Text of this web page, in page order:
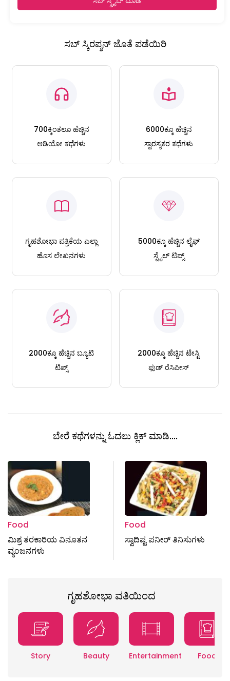
ಸಬ್ ಸ್ಕಿರಪ್ಶನ್ ಜೊತೆ ಪಡೆಯಿರಿ
700ಕ್ಕಿಂತಲೂ ಹೆಚ್ಚಿನ
ಆಡಿಯೋ ಕಥೆಗಳು
6000ಕ್ಕೂ ಹೆಚ್ಚಿನ
ಸ್ವಾರಸ್ಯಕರ ಕಥೆಗಳು
ಗೃಹಶೋಭಾ ಪತ್ರಿಕೆಯ ಎಲ್ಲಾ
ಹೊಸ ಲೇಖನಗಳು
5000ಕ್ಕೂ ಹೆಚ್ಚಿನ ಲೈಫ್
ಸ್ಟೈಲ್ ಟಿಪ್ಸ್
2000ಕ್ಕೂ ಹೆಚ್ಚಿನ ಬ್ಯೂಟಿ
ಟಿಪ್ಸ್
2000ಕ್ಕೂ ಹೆಚ್ಚಿನ ಟೇಸ್ಟಿ
ಫುಡ್ ರೆಸಿಪೀಸ್
ಬೇರೆ ಕಥೆಗಳನ್ನು ಓದಲು ಕ್ಲಿಕ್ ಮಾಡಿ....
Food
ಮಿಶ್ರ ತರಕಾರಿಯ ವಿನೂತನ
ವ್ಯಂಜನಗಳು
Food
ಸ್ವಾದಿಷ್ಟ ಪನೀರ್ ತಿನಿಸುಗಳು
ಗೃಹಶೋಭಾ ವತಿಯಿಂದ
Story Beauty Entertainment Food